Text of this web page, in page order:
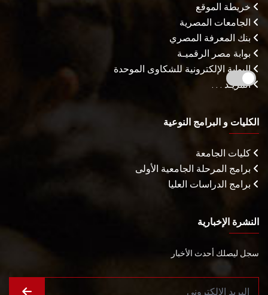
خريطة الموقع
الجامعات المصرية
بنك المعرفة المصري
بوابة مصر الرقميـة
البوابة الإلكترونية للشكاوى الموحدة
المزيـد . . .
الكليات و البرامج النوعية
كليات الجامعة
برامج المرحلة الجامعية الأولى
برامج الدراسات العليا
النشرة الإخبارية
سجل ليصلك أحدث الأخبار